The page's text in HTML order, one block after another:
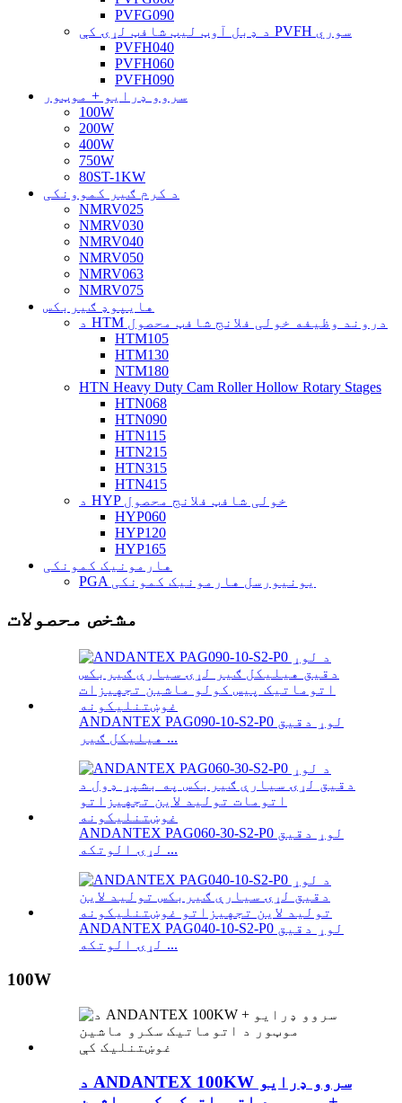
PVFG090
د ډبل آوټ لیټ شافټ لړۍ کې PVFH سوري
PVFH040
PVFH060
PVFH090
سروو ډرایو + موټور
100W
200W
400W
750W
80ST-1KW
د کرم ګیر کموونکی
NMRV025
NMRV030
NMRV040
NMRV050
NMRV063
NMRV075
هایپوډ ګیربکس
د HTM دروند وظیفه خولی فلانج شافټ محصول
HTM105
HTM130
NTM180
HTN Heavy Duty Cam Roller Hollow Rotary Stages
HTN068
HTN090
HTN115
HTN215
HTN315
HTN415
د HYP خولی شافټ فلانج محصول
HYP060
HYP120
HYP165
هارمونیک کمونکی
PGA یونیورسل هارمونیک کمونکی
مشخص محصولات
ANDANTEX PAG090-10-S2-P0 لوړ دقیق
هیلیکل ګیر ...
ANDANTEX PAG060-30-S2-P0 لوړ دقیق
لړۍ الوتکه ...
ANDANTEX PAG040-10-S2-P0 لوړ دقیق
لړۍ الوتکه ...
100W
د ANDANTEX 100KW سروو ډرایو